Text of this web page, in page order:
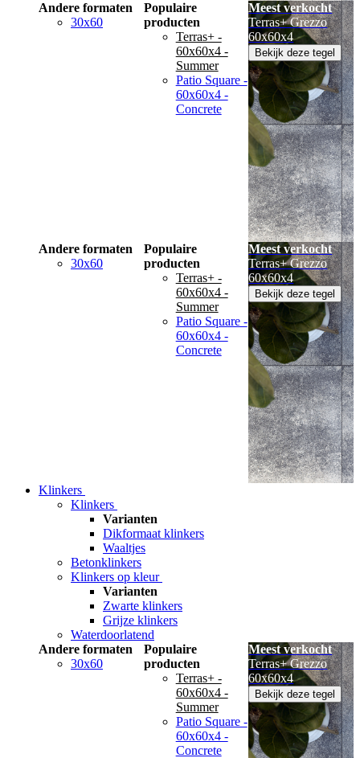
Andere formaten
30x60
Populaire
producten
Terras+ -
60x60x4 -
Summer
Patio Square -
60x60x4 -
Concrete
Meest verkocht
Terras+ Grezzo
60x60x4
Bekijk deze tegel
Andere formaten
30x60
Populaire
producten
Terras+ -
60x60x4 -
Summer
Patio Square -
60x60x4 -
Concrete
Meest verkocht
Terras+ Grezzo
60x60x4
Bekijk deze tegel
Klinkers
Klinkers
Varianten
Dikformaat klinkers
Waaltjes
Betonklinkers
Klinkers op kleur
Varianten
Zwarte klinkers
Grijze klinkers
Waterdoorlatend
Andere formaten
30x60
Populaire
producten
Terras+ -
60x60x4 -
Summer
Patio Square -
60x60x4 -
Concrete
Meest verkocht
Terras+ Grezzo
60x60x4
Bekijk deze tegel